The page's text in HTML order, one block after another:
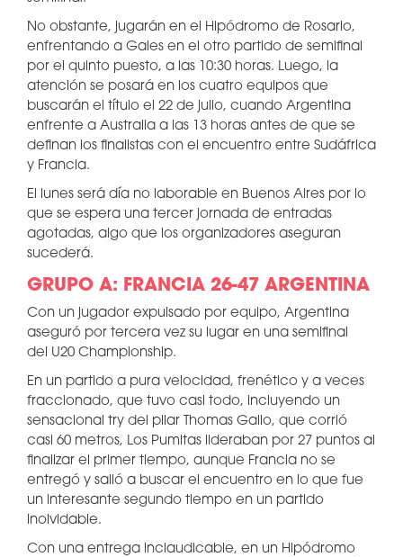
No obstante, jugarán en el Hipódromo de Rosario,
enfrentando a Gales en el otro partido de semifinal
por el quinto puesto, a las 10:30 horas. Luego, la
atención se posará en los cuatro equipos que
buscarán el título el 22 de julio, cuando Argentina
enfrente a Australia a las 13 horas antes de que se
definan los finalistas con el encuentro entre Sudáfrica
y Francia.
El lunes será día no laborable en Buenos Aires por lo
que se espera una tercer jornada de entradas
agotadas, algo que los organizadores aseguran
sucederá.
GRUPO A: FRANCIA 26-47 ARGENTINA
Con un jugador expulsado por equipo, Argentina
aseguró por tercera vez su lugar en una semifinal
del U20 Championship.
En un partido a pura velocidad, frenético y a veces
fraccionado, que tuvo casi todo, incluyendo un
sensacional try del pilar Thomas Gallo, que corrió
casi 60 metros, Los Pumitas lideraban por 27 puntos al
finalizar el primer tiempo, aunque Francia no se
entregó y salió a buscar el encuentro en lo que fue
un interesante segundo tiempo en un partido
inolvidable.
Con una entrega inclaudicable, en un Hipódromo